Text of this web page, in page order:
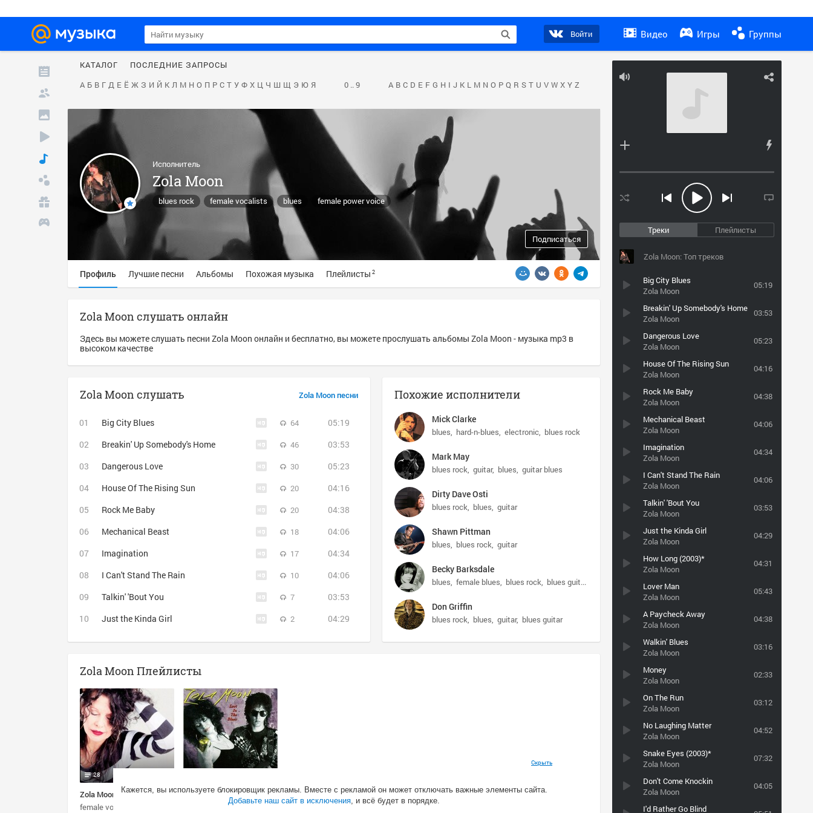
Войти Видео Игры Группы
Треки Плейлисты
Zola Moon: Топ треков
Big City Blues
Zola Moon
05:19
Breakin' Up Somebody's Home
Zola Moon
03:53
Dangerous Love
Zola Moon
05:23
House Of The Rising Sun
Zola Moon
04:16
Rock Me Baby
Zola Moon
04:38
Mechanical Beast
Zola Moon
04:06
Imagination
Zola Moon
04:34
I Can't Stand The Rain
Zola Moon
04:06
Talkin' 'Bout You
Zola Moon
03:53
Just the Kinda Girl
Zola Moon
04:29
How Long (2003)*
Zola Moon
04:31
Lover Man
Zola Moon
05:43
A Paycheck Away
Zola Moon
04:38
Walkin' Blues
Zola Moon
03:16
Money
Zola Moon
02:33
On The Run
Zola Moon
03:12
No Laughing Matter
Zola Moon
04:52
Snake Eyes (2003)*
Zola Moon
07:32
Don't Come Knockin
Zola Moon
04:05
I'd Rather Go Blind
КАТАЛОГ
ПОСЛЕДНИЕ ЗАПРОСЫ
А Б В Г Д Е Ё Ж З И Й К Л М Н О П Р С Т У Ф Х Ц Ч Ш Щ Э Ю Я 0 .. 9 A B C D E F G H I J K L M N O P Q R S T U V W X Y Z
Исполнитель
Zola Moon
blues rock female vocalists blues female power voice
Подписаться
Профиль Лучшие песни Альбомы Похожая музыка Плейлисты 2
Zola Moon слушать онлайн
Здесь вы можете слушать песни Zola Moon онлайн и бесплатно, вы можете прослушать альбомы Zola Moon - музыка mp3 в
высоком качестве
Zola Moon песни
Zola Moon слушать
Big City Blues 64
05:19
Breakin' Up Somebody's Home
46
03:53
Dangerous Love
30
05:23
House Of The Rising Sun
20
04:16
Rock Me Baby
20
04:38
Mechanical Beast
18
04:06
Imagination
17
04:34
I Can't Stand The Rain
10
04:06
Talkin' 'Bout You
7
03:53
Just the Kinda Girl
2 04:29
Похожие исполнители
Mick Clarke
blues hard-n-blues electronic blues rock
Mark May
blues rock guitar blues guitar blues
Dirty Dave Osti
blues rock blues guitar
Shawn Pittman
blues blues rock guitar
Becky Barksdale
blues female blues blues rock blues guitar women
Don Griffin
blues rock blues guitar blues guitar
Zola Moon Плейлисты
Zola Moon
28
female vocalists blues blues rock
Zola Moon
female vocalists female power voice blues blues rock
Кажется, вы используете блокировщик рекламы. Вместе с рекламой он может отключать важные элементы сайта.
Добавьте наш сайт в исключения, и всё будет в порядке.
Скрыть